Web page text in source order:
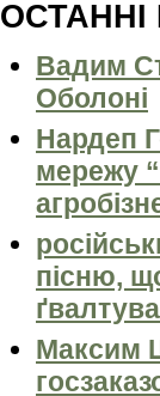
ОСТАННІ
Вадим
Оболоні
Нардеп
мережу
пісню,
Максим